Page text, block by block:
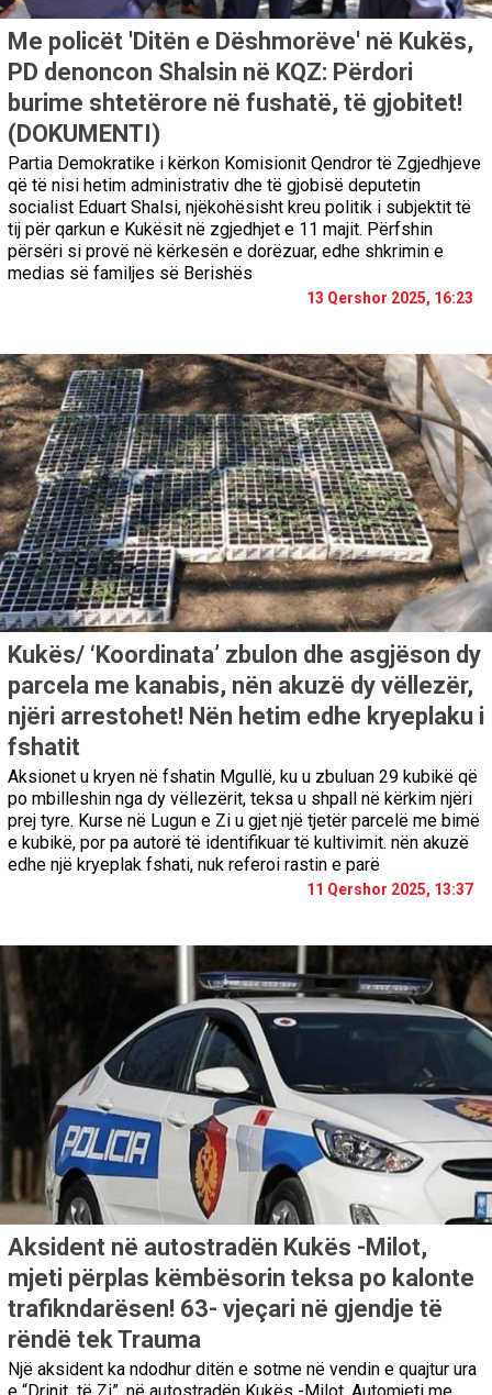
Me policët 'Ditën e Dëshmorëve' në Kukës,
PD denoncon Shalsin në KQZ: Përdori
burime shtetërore në fushatë, të gjobitet!
(DOKUMENTI)
Partia Demokratike i kërkon Komisionit Qendror të Zgjedhjeve
që të nisi hetim administrativ dhe të gjobisë deputetin
socialist Eduart Shalsi, njëkohësisht kreu politik i subjektit të
tij për qarkun e Kukësit në zgjedhjet e 11 majit. Përfshin
përsëri si provë në kërkesën e dorëzuar, edhe shkrimin e
medias së familjes së Berishës
13 Qershor 2025, 16:23
Kukës/ ‘Koordinata’ zbulon dhe asgjëson dy
parcela me kanabis, nën akuzë dy vëllezër,
njëri arrestohet! Nën hetim edhe kryeplaku i
fshatit
Aksionet u kryen në fshatin Mgullë, ku u zbuluan 29 kubikë që
po mbilleshin nga dy vëllezërit, teksa u shpall në kërkim njëri
prej tyre. Kurse në Lugun e Zi u gjet një tjetër parcelë me bimë
e kubikë, por pa autorë të identifikuar të kultivimit. nën akuzë
edhe një kryeplak fshati, nuk referoi rastin e parë
11 Qershor 2025, 13:37
Aksident në autostradën Kukës -Milot,
mjeti përplas këmbësorin teksa po kalonte
trafikndarësen! 63- vjeçari në gjendje të
rëndë tek Trauma
Një aksident ka ndodhur ditën e sotme në vendin e quajtur ura
e “Drinit të Zi”, në autostradën Kukës -Milot. Automjeti me